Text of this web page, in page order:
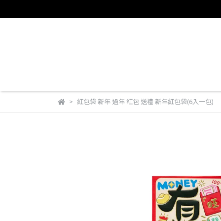
紅包袋 新年 過年 紅包 送禮 新年紅包袋(6入一包)